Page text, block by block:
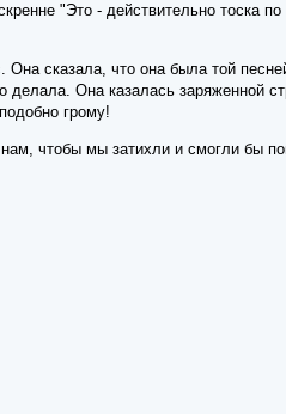
"Это - действительно тоска
сказала, что она была той
Она казалась заряженной
грому!
чтобы мы затихли и смогли бы